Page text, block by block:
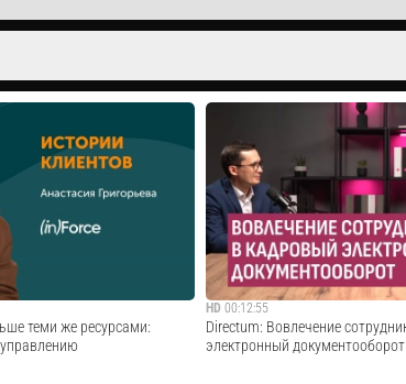
теми же ресурсами:
HD 00:12:55
Directum: Вовлечение
электронный